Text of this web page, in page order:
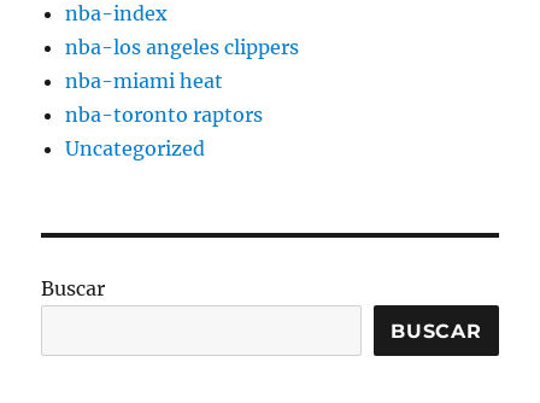
nba-index
nba-los angeles clippers
nba-miami heat
nba-toronto raptors
Uncategorized
Buscar
BUSCAR